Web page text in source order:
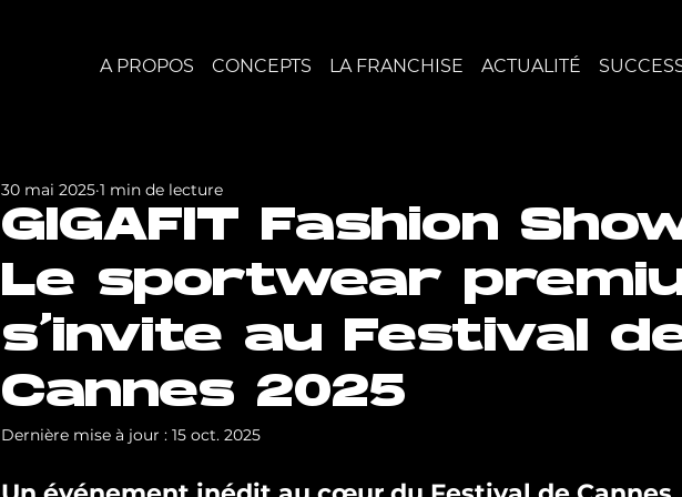
A PROPOS CONCEPTS LA FRANCHISE ACTUALITÉ
GIGAFIT Fashion
Le sportwear
s’invite au Festival
Cannes 2025
30 mai 2025 1 min de lecture
Dernière mise à jour : 15 oct. 2025